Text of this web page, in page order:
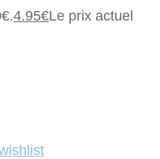
4.95€Le prix actuel